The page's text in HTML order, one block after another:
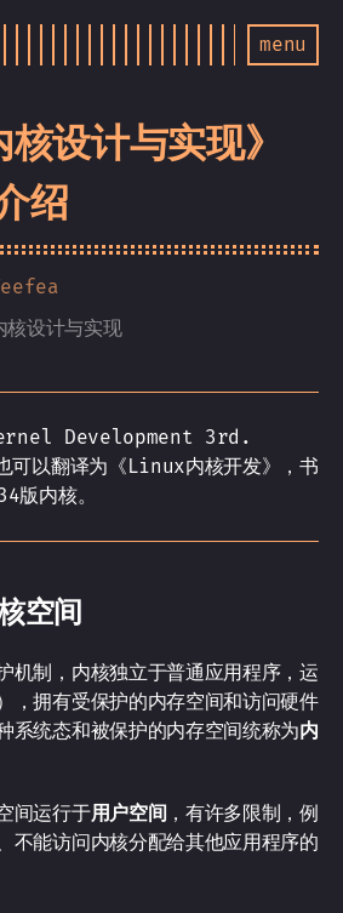
menu
设计与实现》
绍
设计与实现
Development 3rd.
以翻译为《Linux内核开发》，书
版内核。
空间
机制，内核独立于普通应用程序，运
，拥有受保护的内存空间和访问硬件
系统态和被保护的内存空间统称为内
间运行于用户空间 ，有许多限制，例
不能访问内核分配给其他应用程序的